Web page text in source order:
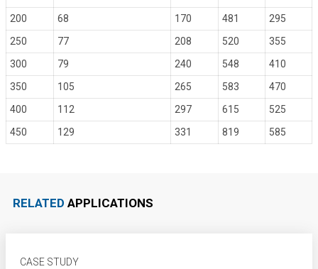
200
68 170 481
295
250
77 208 520
355
300
79 240 548
410
350
105 265 583
470
400
112 297 615
525
450
129 331 819 585
RELATED APPLICATIONS
CASE STUDY